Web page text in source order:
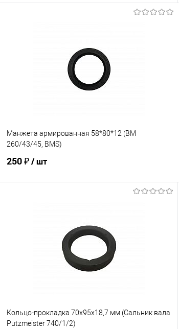
В наличии
Манжета армированная 58*80*12 (BM
260/43/45, BMS)
250 ₽/ шт
К сравнению
В наличии
Кольцо-прокладка 70х95х18,7 мм (Сальник вала
Putzmeister 740/1/2)